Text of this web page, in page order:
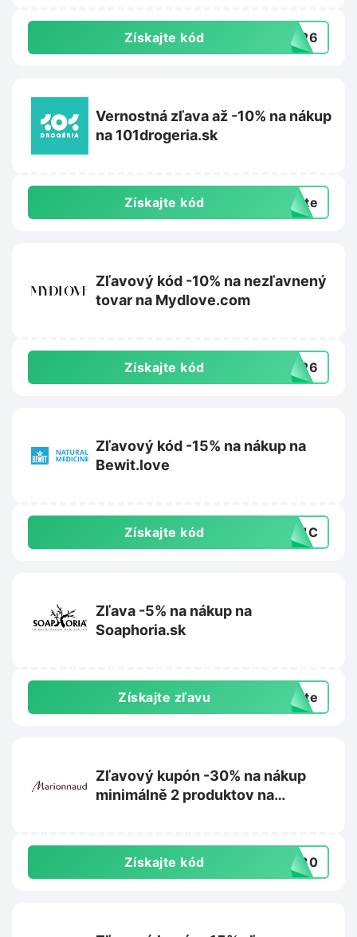
Získajte kód 3426
Vernostná zľava až -10% na nákup
na 101drogeria.sk
Získajte kód exte
Zľavový kód -10% na nezľavnený
tovar na Mydlove.com
Získajte kód VE26
Zľavový kód -15% na nákup na
Bewit.love
Získajte kód PC1C
Zľava -5% na nákup na
Soaphoria.sk
Získajte zľavu exte
Zľavový kupón -30% na nákup
minimálně 2 produktov na
Získajte kód VE30